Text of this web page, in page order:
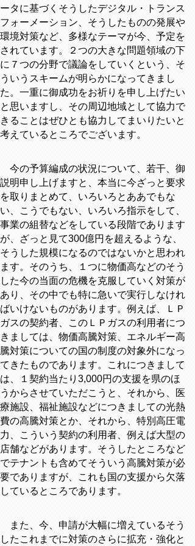
ータに基づくそうしたデジタル・トランス
フォーメーション、そうしたものの発展や
環境対策など、多様なテーマが今、予定を
されています。２つの大きな問題領域の下
に７つの分野で議論をしていくという、そ
ういうスキームが明らかになってきまし
た。一重に御成功をお祈りを申し上げたい
と思いますし、その周辺地域として協力で
きることはぜひとも協力してまいりたいと
考えているところでございます。
今の予算編成の状況について、若干、御
説明申し上げますと、本当に今ざっと要求
を取りまとめて、いろいろとああでもな
い、こうでもない、いろいろ指示をして、
事業の組替などをしている段階であります
が、ざっと見て300億円を超えるような、
そうした規模になるのではないかと思われ
ます。そのうち、１つに物価高などのそう
した今の当面の危機を克服していく対策が
あり、その中でも特に急いで実行しなけれ
ばいけないものがあります。例えば、ＬＰ
ガスの契約者、このＬＰガスの利用者につ
きましては、物価高騰対策、エネルギー高
騰対策についての国の制度の対象外になっ
てきたものであります。これにつきまして
は、１契約当たり 3,000円の支援を県のほ
うからさせていただこうと、それから、医
療施設、福祉施設などにつきましての光熱
費の高騰対策とか、それから、特別高圧電
力、こういう契約の利用者、例えば大型の
店舗などがあります。そうしたところなど
でテナントも含めてそういう高騰対策が必
要でありますが、これも国の支援から欠落
しているところであります。
また、今、申請が大幅に増えているそう
したこれまでに対策のさらに拡充・強化と